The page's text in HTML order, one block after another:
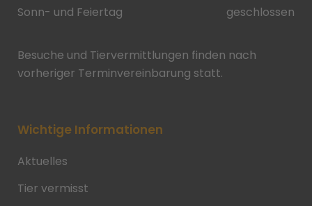
Sonn- und Feiertag
geschlossen
Besuche und Tiervermittlungen finden nach
vorheriger Terminvereinbarung statt.
Wichtige Informationen
Aktuelles
Tier vermisst